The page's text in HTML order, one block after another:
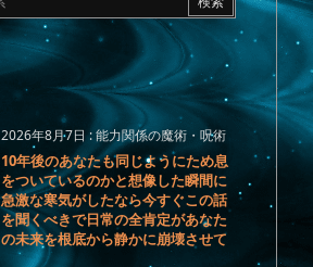
2026年8月7日:能力関係の魔術・呪術
10年後のあなたも同じようにため息
をついているのかと想像した瞬間に
急激な寒気がしたなら今すぐこの話
を聞くべきで日常の全肯定があなた
の未来を根底から静かに崩壊させて